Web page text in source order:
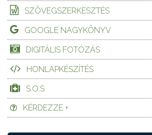
SZÖVEGSZERKESZTÉS
GOOGLE NAGYKÖNYV
DIGITÁLIS FOTÓZÁS
HONLAPKÉSZÍTÉS
S.O.S
KÉRDEZZE +